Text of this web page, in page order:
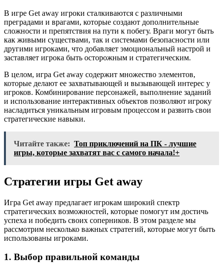
В игре Get away игроки сталкиваются с различными
преградами и врагами, которые создают дополнительные
сложности и препятствия на пути к побегу. Враги могут быть
как живыми существами, так и системами безопасности или
другими игроками, что добавляет эмоциональный настрой и
заставляет игрока быть осторожным и стратегическим.
В целом, игра Get away содержит множество элементов,
которые делают ее захватывающей и вызывающей интерес у
игроков. Комбинирование персонажей, выполнение заданий
и использование интерактивных объектов позволяют игроку
насладиться уникальным игровым процессом и развить свои
стратегические навыки.
Читайте также: Топ приключений на ПК - лучшие
игры, которые захватят вас с самого начала!+
Стратегии игры Get away
Игра Get away предлагает игрокам широкий спектр
стратегических возможностей, которые помогут им достичь
успеха и победить своих соперников. В этом разделе мы
рассмотрим несколько важных стратегий, которые могут быть
использованы игроками.
1. Выбор правильной команды